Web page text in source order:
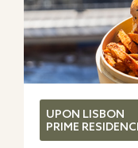
UPON LISBON
PRIME